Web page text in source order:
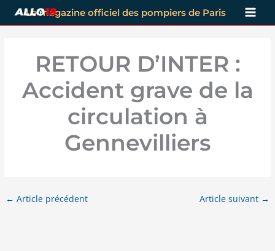
Aller
au
Le magazine officiel des pompiers de Paris
RETOUR D’INTER :
Accident grave de la
circulation à
Gennevilliers
← Article précédent Article suivant →